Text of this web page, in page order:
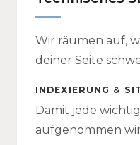
Wir räumen auf,
deiner Seite
INDEXIERUNG &
Damit jede
aufgenommen